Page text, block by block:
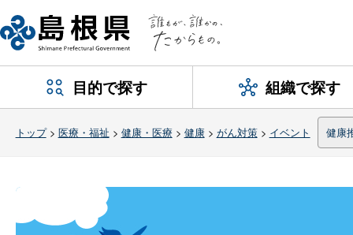
目的で探す 組織で探す
トップ> 医療・福祉 > 健康・医療 > 健康> がん対策> イベント 健康